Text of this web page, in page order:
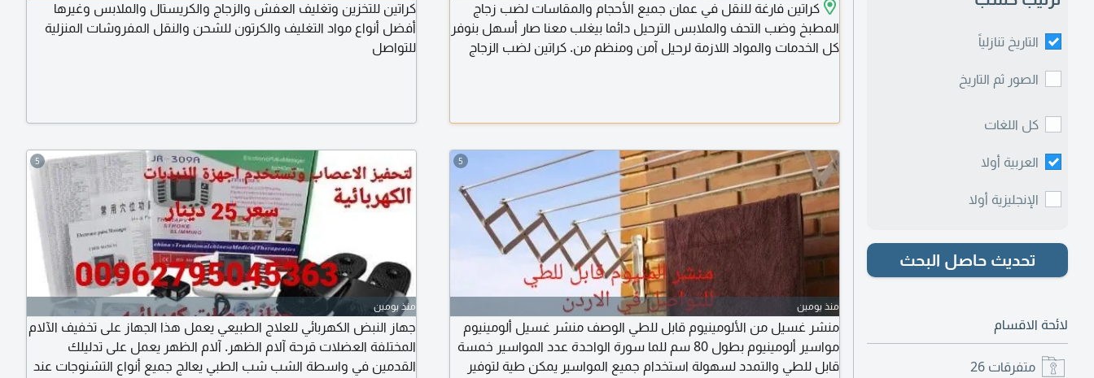
التاريخ تنازلياً
الصور ثم التاريخ
كل اللغات
العربية أولا
الإنجليزية أولا
تحديث حاصل البحث
لائحة الاقسام
متفرقات 26
كراتين فارغة للنقل في عمان جميع الأحجام والمقاسات لضب زجاج
المطبخ وضب التحف والملابس الترحيل دائما بيغلب معنا صار أسهل بنوفر
كل الخدمات والمواد اللازمة لرحيل آمن ومنظم من. كراتين لضب الزجاج
الشحن والتخزين
كراتين للتخزين وتغليف العفش والزجاج والكريستال والملابس وغيرها
أفضل أنواع مواد التغليف والكرتون للشحن والنقل المفروشات المنزلية
للتواصل
5
منذ يومين
منشر غسيل من الألومينيوم قابل للطي الوصف منشر غسيل ألومينيوم
مواسير ألومينيوم بطول 80 سم للما سورة الواحدة عدد المواسير خمسة
قابل للطي والتمدد لسهولة استخدام جميع المواسير يمكن طية لتوفير
5
منذ يومين
جهاز النبض الكهربائي للعلاج الطبيعي يعمل هذا الجهاز على تخفيف الآلام
المختلفة العضلات قرحة آلام الظهر. آلام الظهر يعمل على تدليلك
القدمين في واسطة الشب شب الطبي يعالج جميع أنواع التشنوجات عند